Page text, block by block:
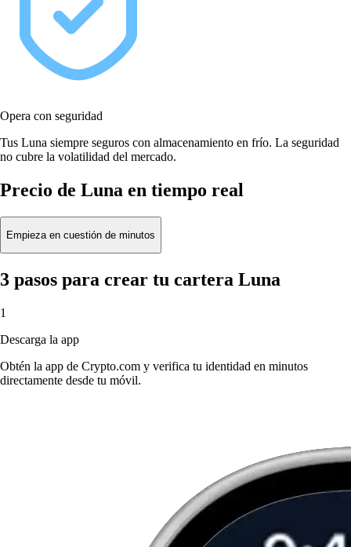
Opera con seguridad
Tus Luna siempre seguros con almacenamiento en frío. La seguridad
no cubre la volatilidad del mercado.
Precio de Luna en tiempo real
Empieza en cuestión de minutos
3 pasos para crear tu cartera Luna
1
Descarga la app
Obtén la app de Crypto.com y verifica tu identidad en minutos
directamente desde tu móvil.